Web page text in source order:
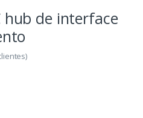
hub de interface